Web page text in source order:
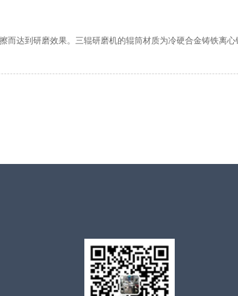
达到研磨效果。三辊研磨机的辊筒材质为冷硬合金铸铁离心